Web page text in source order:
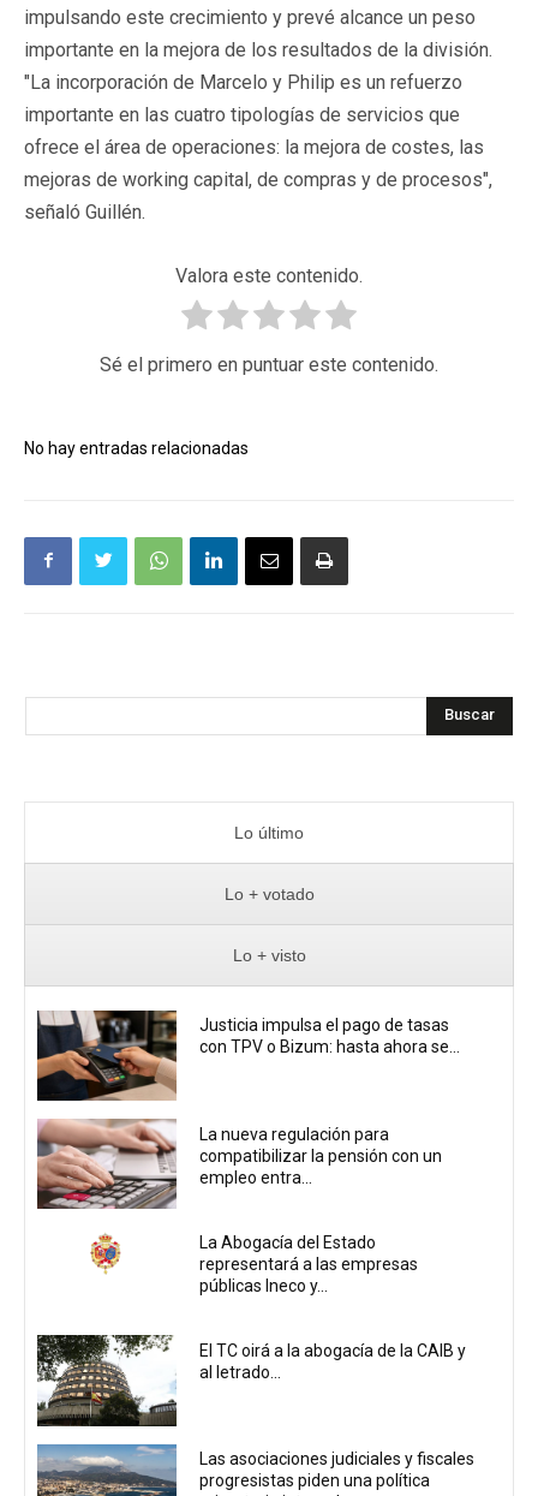
impulsando este crecimiento y prevé alcance un peso
importante en la mejora de los resultados de la división.
"La incorporación de Marcelo y Philip es un refuerzo
importante en las cuatro tipologías de servicios que
ofrece el área de operaciones: la mejora de costes, las
mejoras de working capital, de compras y de procesos",
señaló Guillén.
Valora este contenido.
Sé el primero en puntuar este contenido.
No hay entradas relacionadas
Buscar
Lo último
Lo + votado
Lo + visto
Justicia impulsa el pago de tasas
con TPV o Bizum: hasta ahora se...
La nueva regulación para
compatibilizar la pensión con un
empleo entra...
La Abogacía del Estado
representará a las empresas
públicas Ineco y...
El TC oirá a la abogacía de la CAIB y
al letrado...
Las asociaciones judiciales y fiscales
progresistas piden una política